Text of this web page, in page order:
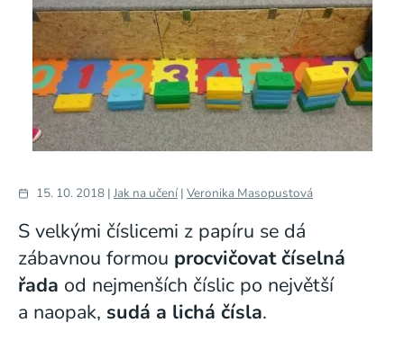
15. 10. 2018 | Jak na učení| Veronika Masopustová
S velkými číslicemi z papíru se dá
zábavnou formou procvičovat číselná
řada od nejmenších číslic po největší
a naopak, sudá a lichá čísla.